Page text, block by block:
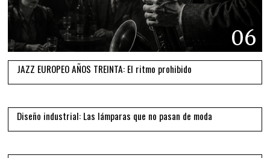
06
JAZZ EUROPEO AÑOS TREINTA: El ritmo prohibido
07
Diseño industrial: Las lámparas que no pasan de moda
08